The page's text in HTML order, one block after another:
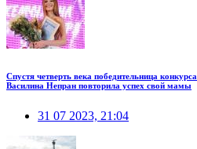
Спустя четверть века победительница
Василина Непран повторила успех свой мамы
31 07 2023, 21:04